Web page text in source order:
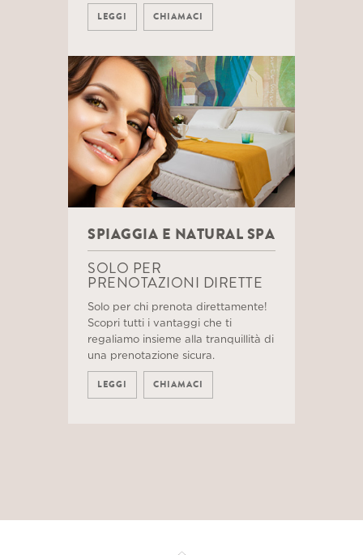
LEGGI CHIAMACI
SPIAGGIA E NATURAL SPA
SOLO PER
PRENOTAZIONI DIRETTE
Solo per chi prenota direttamente!
Scopri tutti i vantaggi che ti
regaliamo insieme alla tranquillità di
una prenotazione sicura.
LEGGI CHIAMACI